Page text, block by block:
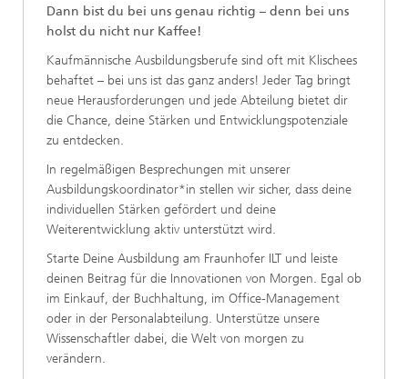
Dann bist du bei uns genau richtig – denn bei uns
holst du nicht nur Kaffee!
Kaufmännische Ausbildungsberufe sind oft mit Klischees
behaftet – bei uns ist das ganz anders! Jeder Tag bringt
neue Herausforderungen und jede Abteilung bietet dir
die Chance, deine Stärken und Entwicklungspotenziale
zu entdecken.
In regelmäßigen Besprechungen mit unserer
Ausbildungskoordinator*in stellen wir sicher, dass deine
individuellen Stärken gefördert und deine
Weiterentwicklung aktiv unterstützt wird.
Starte Deine Ausbildung am Fraunhofer ILT und leiste
deinen Beitrag für die Innovationen von Morgen. Egal ob
im Einkauf, der Buchhaltung, im Office-Management
oder in der Personalabteilung. Unterstütze unsere
Wissenschaftler dabei, die Welt von morgen zu
verändern.